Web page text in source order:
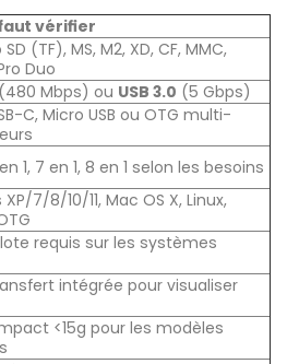
vérifier
(TF), MS, M2, XD, CF, MMC,
Duo
(480 Mbps) ou USB 3.0 (5 Gbps)
C, Micro USB ou OTG multi-
1, 7 en 1, 8 en 1 selon les besoins
7/8/10/11, Mac OS X, Linux,
requis sur les systèmes
intégrée pour visualiser
<15g pour les modèles